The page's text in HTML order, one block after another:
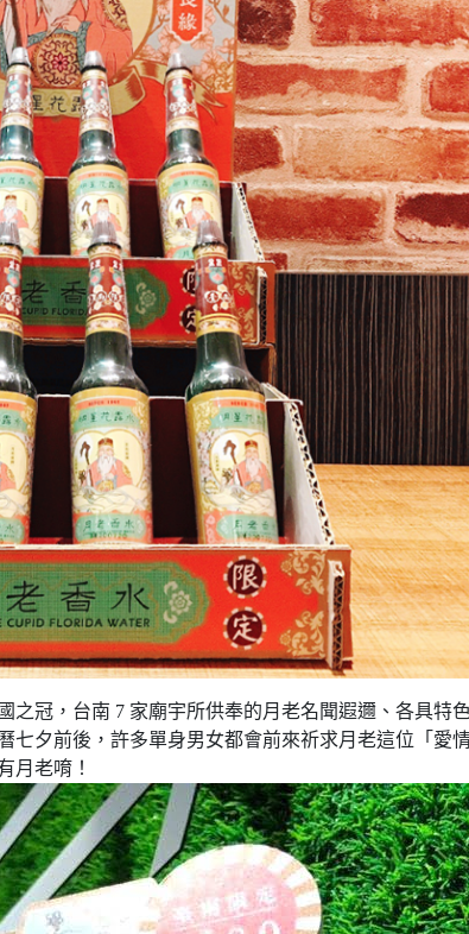
之冠，台南 7 家廟宇所供奉的月老名聞遐邇、各具特
七夕前後，許多單身男女都會前來祈求月老這位「愛
月老唷！